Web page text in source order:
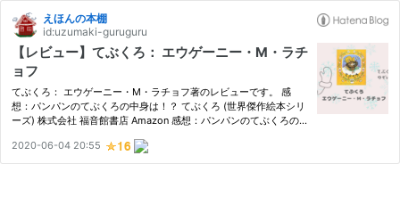
えほんの本棚
id:uzumaki-guruguru
【レビュー】てぶくろ： エウゲーニー・M・ラチ
ョフ
てぶくろ： エウゲーニー・M・ラチョフ著のレビューです。 感
想：パンパンのてぶくろの中身は！？ てぶくろ (世界傑作絵本シリ
ーズ) 株式会社 福音館書店 Amazon 感想：パンパンのてぶくろの
れかのだいじなてぶくろが、寂しそうに道端にあると、 なんとな
く…
2020-06-04 20:55